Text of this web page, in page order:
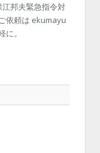
邦夫緊急指令対
依頼は ekumayu
。